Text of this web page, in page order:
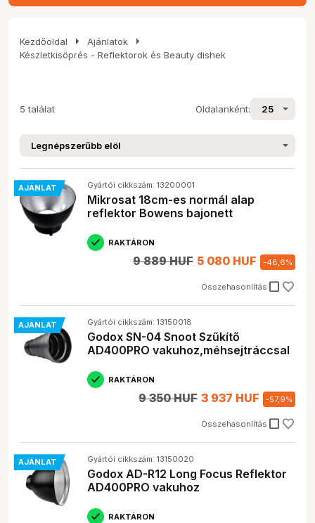
Kezdőoldal arrow_right Ajánlatok arrow_right
Készletkisöprés - Reflektorok és Beauty dishek
5 találat Oldalanként:
AJÁNLAT Gyártói cikkszám: 13200001
Mikrosat 18cm-es normál alap
reflektor Bowens bajonett
RAKTÁRON
Összehasonlítás check_box_outline_blank
9 889 HUF 5 080 HUF -48,6%
AJÁNLAT Gyártói cikkszám: 13150018
Godox SN-04 Snoot Szűkítő
AD400PRO vakuhoz,méhsejtráccsal
RAKTÁRON
Összehasonlítás check_box_outline_blank
9 350 HUF 3 937 HUF -57,9%
AJÁNLAT Gyártói cikkszám: 13150020
Godox AD-R12 Long Focus Reflektor
AD400PRO vakuhoz
RAKTÁRON